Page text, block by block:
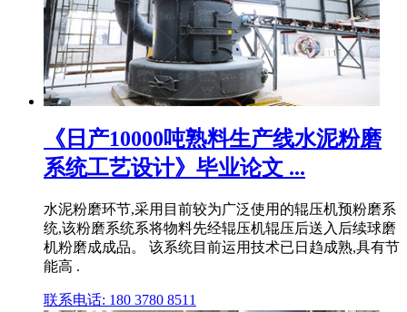
《日产10000吨熟料生产线水泥粉磨
系统工艺设计》毕业论文 ...
水泥粉磨环节,采用目前较为广泛使用的辊压机预粉磨系
统,该粉磨系统系将物料先经辊压机辊压后送入后续球磨
机粉磨成成品。 该系统目前运用技术已日趋成熟,具有节
能高 .
联系电话: 180 3780 8511